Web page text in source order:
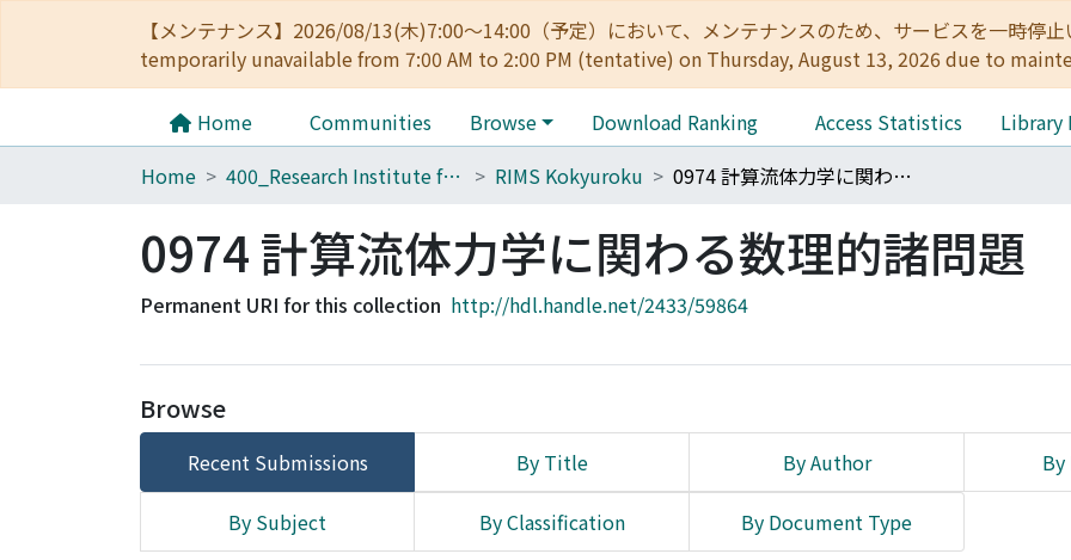
【メンテナンス】2026/08/13(木)7:00～14:00（予定）において、メンテナンスのため、サービスを一時
temporarily unavailable from 7:00 AM to 2:00 PM (tentative) on Thursday, August 13, 2026 due to
Home Communities Browse Download Ranking Access Statistics
Library
Home
400_Research Institute for Mathematical Sciences RIMS Kokyuroku 0974 計算流体力学に関わる数理的諸問題
0974 計算流体力学に関わる数理的諸問題
Permanent URI for this collection http://hdl.handle.net/2433/59864
Browse
Recent Submissions By Title By Author By
By Subject By Classification By Document Type